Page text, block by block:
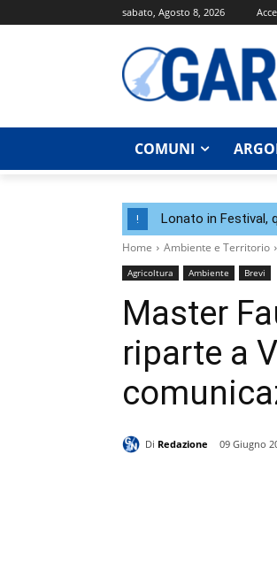
sabato, Agosto 8, 2026
COMUNI
! Lonato in Festival,
Home Ambiente e Territorio
Agricoltura Ambiente Brevi
Master
riparte a
Di Redazione
09 Giugno